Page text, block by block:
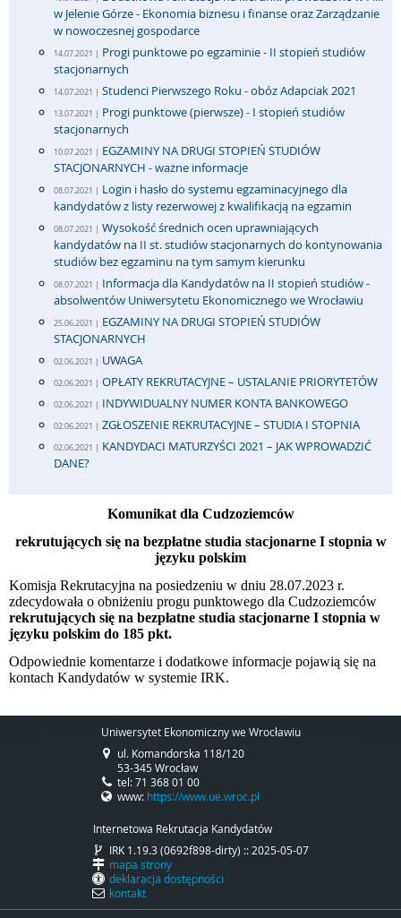
w Jelenie Górze - Ekonomia biznesu i finanse oraz Zarządzanie
w nowoczesnej gospodarce
14.07.2021 | Progi punktowe po egzaminie - II stopień studiów
stacjonarnych
14.07.2021 | Studenci Pierwszego Roku - obóz Adapciak 2021
13.07.2021 | Progi punktowe (pierwsze) - I stopień studiów
stacjonarnych
10.07.2021 | EGZAMINY NA DRUGI STOPIEŃ STUDIÓW
STACJONARNYCH - ważne informacje
08.07.2021 | Login i hasło do systemu egzaminacyjnego dla
kandydatów z listy rezerwowej z kwalifikacją na egzamin
08.07.2021 | Wysokość średnich ocen uprawniających
kandydatów na II st. studiów stacjonarnych do kontynowania
studiów bez egzaminu na tym samym kierunku
08.07.2021 | Informacja dla Kandydatów na II stopień studiów -
absolwentów Uniwersytetu Ekonomicznego we Wrocławiu
25.06.2021 | EGZAMINY NA DRUGI STOPIEŃ STUDIÓW
STACJONARNYCH
02.06.2021 | UWAGA
02.06.2021 | OPŁATY REKRUTACYJNE – USTALANIE PRIORYTETÓW
02.06.2021 | INDYWIDUALNY NUMER KONTA BANKOWEGO
02.06.2021 | ZGŁOSZENIE REKRUTACYJNE – STUDIA I STOPNIA
02.06.2021 | KANDYDACI MATURZYŚCI 2021 – JAK WPROWADZIĆ
DANE?
Komunikat dla Cudzoziemców
rekrutujących się na bezpłatne studia stacjonarne I stopnia w
języku polskim
Komisja Rekrutacyjna na posiedzeniu w dniu 28.07.2023 r.
zdecydowała o obniżeniu progu punktowego dla Cudzoziemców
rekrutujących się na bezpłatne studia stacjonarne I stopnia w
języku polskim do 185 pkt.
Odpowiednie komentarze i dodatkowe informacje pojawią się na
kontach Kandydatów w systemie IRK.
Uniwersytet Ekonomiczny we Wrocławiu
ul. Komandorska 118/120
53-345 Wrocław
tel: 71 368 01 00
www: https://www.ue.wroc.pl
Internetowa Rekrutacja Kandydatów
IRK 1.19.3 (0692f898-dirty) :: 2025-05-07
mapa strony
deklaracja dostępności
kontakt